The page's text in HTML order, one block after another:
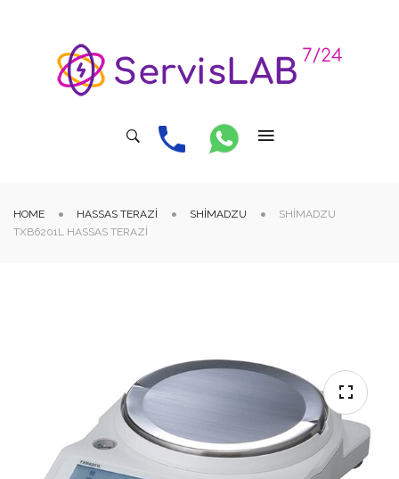
HOME HASSAS TERAZI SHIMADZU
SHIMADZU
TXB6201L HASSAS TERAZI